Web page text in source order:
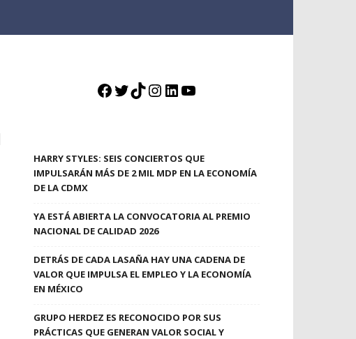
Facebook
Twitter
TikTok
Instagram
LinkedIn
YouTube
HARRY STYLES: SEIS CONCIERTOS QUE
IMPULSARÁN MÁS DE 2 MIL MDP EN LA ECONOMÍA
DE LA CDMX
YA ESTÁ ABIERTA LA CONVOCATORIA AL PREMIO
NACIONAL DE CALIDAD 2026
DETRÁS DE CADA LASAÑA HAY UNA CADENA DE
VALOR QUE IMPULSA EL EMPLEO Y LA ECONOMÍA
EN MÉXICO
GRUPO HERDEZ ES RECONOCIDO POR SUS
PRÁCTICAS QUE GENERAN VALOR SOCIAL Y